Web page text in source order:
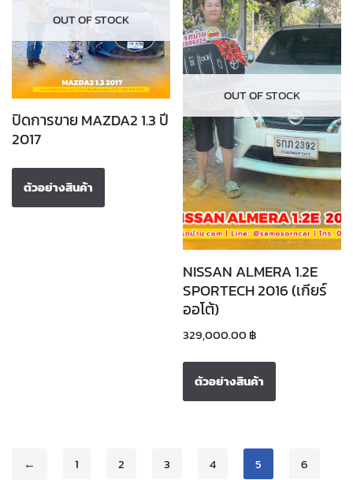
OUT OF STOCK
ปิดการขาย MAZDA2 1.3 ปี
2017
ตัวอย่างสินค้า
OUT OF STOCK
NISSAN ALMERA 1.2E
SPORTECH 2016 (เกียร์
ออโต้)
329,000.00 ฿
ตัวอย่างสินค้า
← 1 2 3 4 5 6